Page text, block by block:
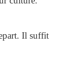
Il suffit